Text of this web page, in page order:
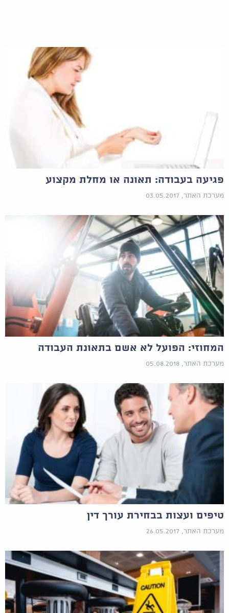
פגיעה בעבודה: תאונה או מחלת מקצוע
מערכת האתר, 03.05.2017
המחוזי: הפועל לא אשם בתאונת העבודה
מערכת האתר, 05.08.2018
טיפים ועצות בבחירת עורך דין
מערכת האתר, 26.05.2017